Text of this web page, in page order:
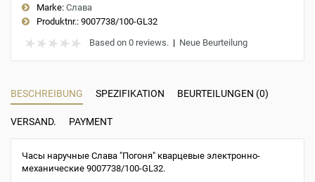
Marke: Слава
Produktnr.: 9007738/100-GL32
Based on 0 reviews. | Neue Beurteilung
BESCHREIBUNG SPEZIFIKATION BEURTEILUNGEN (0)
VERSAND. PAYMENT
Часы наручные Слава "Погоня" кварцевые электронно-
механические 9007738/100-GL32.